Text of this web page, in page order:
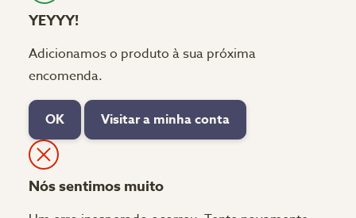
YEYYY!
Adicionamos o produto à sua próxima
encomenda.
OK Visitar a minha conta
Nós sentimos muito